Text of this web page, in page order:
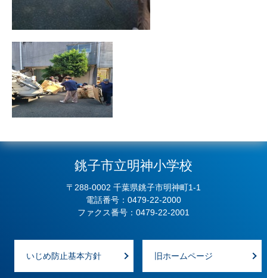
銚子市立明神小学校
〒288-0002 千葉県銚子市明神町1-1
電話番号：0479-22-2000
ファクス番号：0479-22-2001
いじめ防止基本方針 旧ホームページ